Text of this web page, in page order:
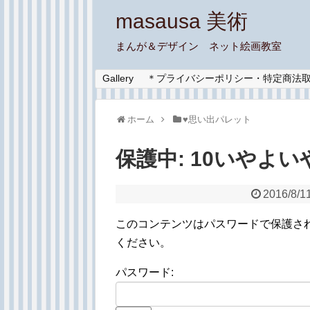
masausa 美術
まんが＆デザイン ネット絵画教室
Gallery ＊プライバシーポリシー・特定商法
ホーム ♥︎思い出パレット
保護中: 10いやよい
2016/8/
このコンテンツはパスワードで保護
ください。
パスワード: